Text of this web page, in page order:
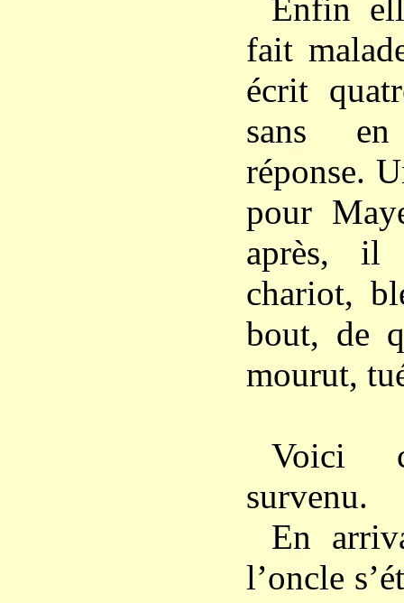
Enfin
fait
écrit
sans
réponse.
pour
après,
chariot,
bout, de
mourut,
Voici
survenu.
En
l’oncle